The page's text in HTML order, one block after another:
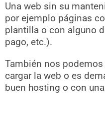
Una web sin su
por ejemplo páginas
plantilla o con alguno
pago, etc.).
También nos
cargar la web o es
buen hosting o con